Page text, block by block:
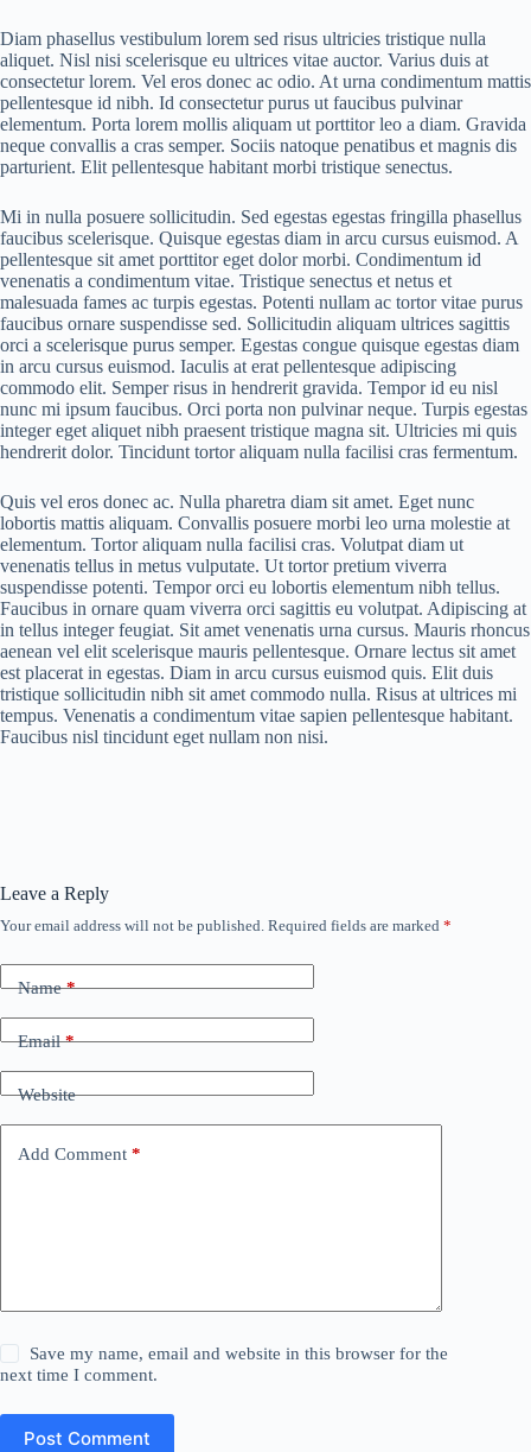
Diam phasellus vestibulum lorem sed risus ultricies tristique nulla
aliquet. Nisl nisi scelerisque eu ultrices vitae auctor. Varius duis at
consectetur lorem. Vel eros donec ac odio. At urna condimentum mattis
pellentesque id nibh. Id consectetur purus ut faucibus pulvinar
elementum. Porta lorem mollis aliquam ut porttitor leo a diam. Gravida
neque convallis a cras semper. Sociis natoque penatibus et magnis dis
parturient. Elit pellentesque habitant morbi tristique senectus.
Mi in nulla posuere sollicitudin. Sed egestas egestas fringilla phasellus
faucibus scelerisque. Quisque egestas diam in arcu cursus euismod. A
pellentesque sit amet porttitor eget dolor morbi. Condimentum id
venenatis a condimentum vitae. Tristique senectus et netus et
malesuada fames ac turpis egestas. Potenti nullam ac tortor vitae purus
faucibus ornare suspendisse sed. Sollicitudin aliquam ultrices sagittis
orci a scelerisque purus semper. Egestas congue quisque egestas diam
in arcu cursus euismod. Iaculis at erat pellentesque adipiscing
commodo elit. Semper risus in hendrerit gravida. Tempor id eu nisl
nunc mi ipsum faucibus. Orci porta non pulvinar neque. Turpis egestas
integer eget aliquet nibh praesent tristique magna sit. Ultricies mi quis
hendrerit dolor. Tincidunt tortor aliquam nulla facilisi cras fermentum.
Quis vel eros donec ac. Nulla pharetra diam sit amet. Eget nunc
lobortis mattis aliquam. Convallis posuere morbi leo urna molestie at
elementum. Tortor aliquam nulla facilisi cras. Volutpat diam ut
venenatis tellus in metus vulputate. Ut tortor pretium viverra
suspendisse potenti. Tempor orci eu lobortis elementum nibh tellus.
Faucibus in ornare quam viverra orci sagittis eu volutpat. Adipiscing at
in tellus integer feugiat. Sit amet venenatis urna cursus. Mauris rhoncus
aenean vel elit scelerisque mauris pellentesque. Ornare lectus sit amet
est placerat in egestas. Diam in arcu cursus euismod quis. Elit duis
tristique sollicitudin nibh sit amet commodo nulla. Risus at ultrices mi
tempus. Venenatis a condimentum vitae sapien pellentesque habitant.
Faucibus nisl tincidunt eget nullam non nisi.
Leave a Reply
Your email address will not be published. Required fields are marked *
Name*
Email*
Website
Add Comment *
Save my name, email and website in this browser for the
next time I comment.
Post Comment